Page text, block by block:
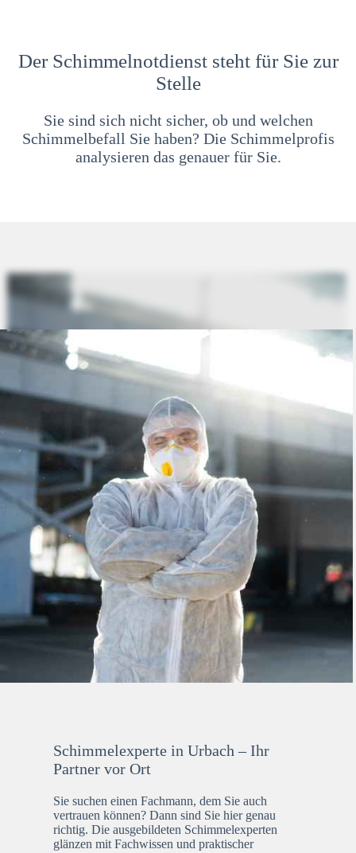
Der Schimmelnotdienst steht für Sie zur
Stelle
Sie sind sich nicht sicher, ob und welchen
Schimmelbefall Sie haben? Die Schimmelprofis
analysieren das genauer für Sie.
Schimmelexperte in Urbach – Ihr
Partner vor Ort
Sie suchen einen Fachmann, dem Sie auch
vertrauen können? Dann sind Sie hier genau
richtig. Die ausgebildeten Schimmelexperten
glänzen mit Fachwissen und praktischer